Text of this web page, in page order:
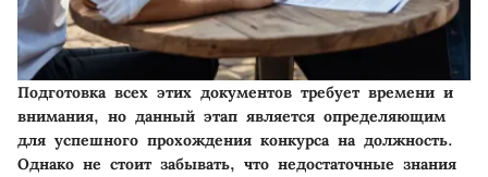
Подготовка всех этих документов требует времени и
внимания, но данный этап является определяющим
для успешного прохождения конкурса на должность.
Однако не стоит забывать, что недостаточные знания